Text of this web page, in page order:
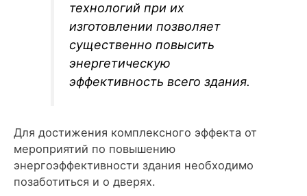
технологий при их
изготовлении позволяет
существенно повысить
энергетическую
эффективность всего здания.
Для достижения комплексного эффекта от
мероприятий по повышению
энергоэффективности здания необходимо
позаботиться и о дверях.